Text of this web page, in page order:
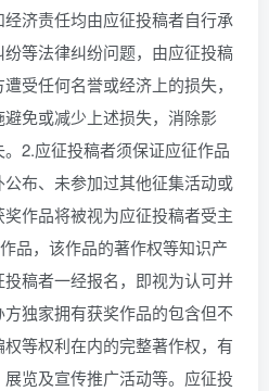
济责任均由应征投稿者自行承
等法律纠纷问题，由应征投稿
受任何名誉或经济上的损失，
免或减少上述损失，消除影
2.应征投稿者须保证应征作品
布、未参加过其他征集活动或
作品将被视为应征投稿者受主
品，该作品的著作权等知识产
稿者一经报名，即视为认可并
独家拥有获奖作品的包含但不
等权利在内的完整著作权，有
览及宣传推广活动等。应征投